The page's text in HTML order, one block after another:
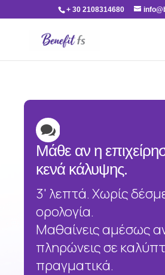
+ 30 2108314680

Μάθε αν η
κενά κάλυψης.
3' λεπτά. Χωρίς
ορολογία.
Μαθαίνεις αμέσως
πληρώνεις σε
πραγματικά.